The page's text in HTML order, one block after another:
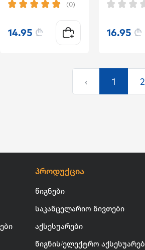
(0)
14.95 ₾ 16.95 ₾
‹ 1 2
პროდუქცია
წიგნები
საკანცელარიო ნივთები
აქსესუარები
წიგნის/ელექტრო